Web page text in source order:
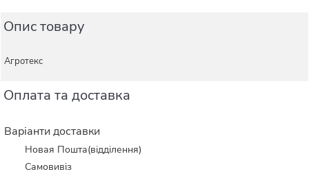
Опис товару
Агротекс
Оплата та доставка
Варіанти доставки
Новая Пошта(відділення)
Самовивіз